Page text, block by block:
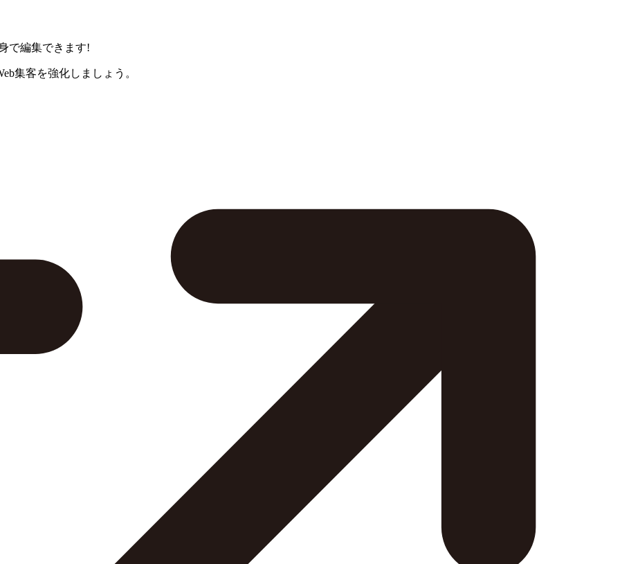
で編集できます!
集客を強化しましょう。